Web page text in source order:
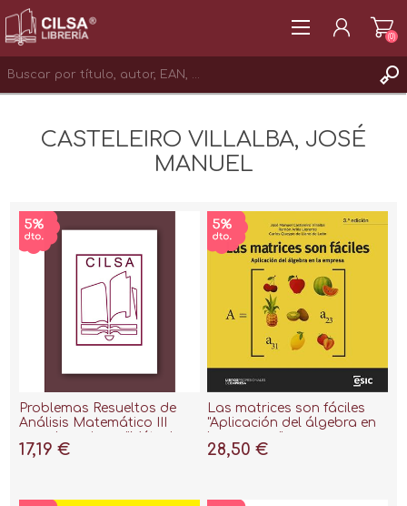
INICIAR SESIÓN
(0)
CASTELEIRO VILLALBA, JOSÉ
MANUEL
Problemas Resueltos de
Análisis Matemático III
Autodidáctico"
17,19 €
Las matrices son fáciles
"Aplicación del álgebra en
28,50 €